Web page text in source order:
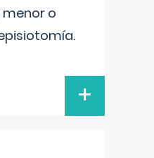
o
+